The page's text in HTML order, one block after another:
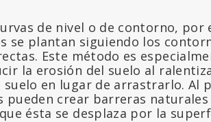
de nivel o de contorno, por
se plantan siguiendo los
Este método es
la erosión del suelo al
en lugar de arrastrarlo. Al
pueden crear barreras naturales
ésta se desplaza por la